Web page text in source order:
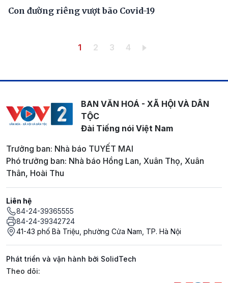
Con đường riêng vượt bão Covid-19
Trang hiện thời
1 Trang
2 Trang
3 Trang
4
BAN VĂN HOÁ - XÃ HỘI VÀ DÂN
TỘC
Đài Tiếng nói Việt Nam
Trưởng ban: Nhà báo TUYẾT MAI
Phó trưởng ban: Nhà báo Hồng Lan, Xuân Thọ, Xuân
Thân, Hoài Thu
Liên hệ
84-24-39365555
84-24-39342724
41-43 phố Bà Triệu, phường Cửa Nam, TP. Hà Nội
Phát triển và vận hành bởi SolidTech
Mạng xã hội
Theo dõi: